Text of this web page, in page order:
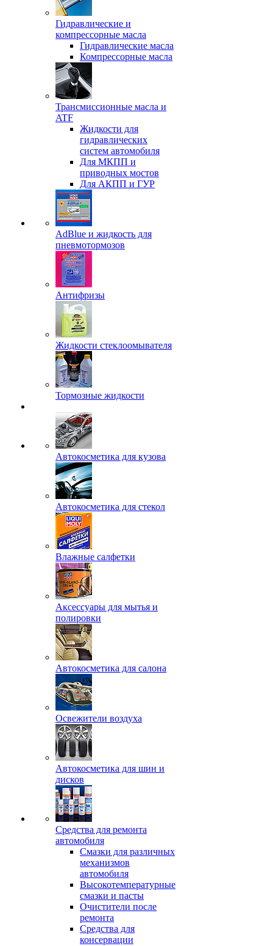
Гидравлические и
компрессорные масла
Гидравлические масла
Компрессорные масла
Трансмиссионные масла и
ATF
Жидкости для
гидравлических
систем автомобиля
Для МКПП и
приводных мостов
Для АКПП и ГУР
AdBlue и жидкость для
пневмотормозов
Антифризы
Жидкости стеклоомывателя
Тормозные жидкости
Автокосметика для кузова
Автокосметика для стекол
Влажные салфетки
Аксессуары для мытья и
полировки
Автокосметика для салона
Освежители воздуха
Автокосметика для шин и
дисков
Средства для ремонта
автомобиля
Смазки для различных
механизмов
автомобиля
Высокотемпературные
смазки и пасты
Очистители после
ремонта
Средства для
консервации